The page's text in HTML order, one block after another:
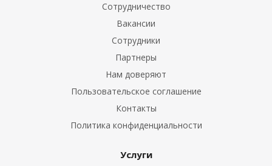
Сотрудничество
Вакансии
Сотрудники
Партнеры
Нам доверяют
Пользовательское соглашение
Контакты
Политика конфиденциальности
Услуги